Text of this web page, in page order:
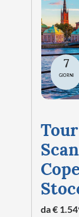
7
GIORNI
da €